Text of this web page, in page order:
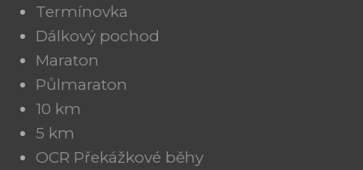
Termínovka
Dálkový pochod
Maraton
Půlmaraton
10 km
5 km
OCR Překážkové běhy